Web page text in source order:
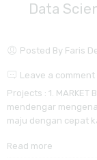
Data
Posted By Faris
Leave a comment
Projects : 1. MARKET
mendengar
maju dengan cepat
Read more